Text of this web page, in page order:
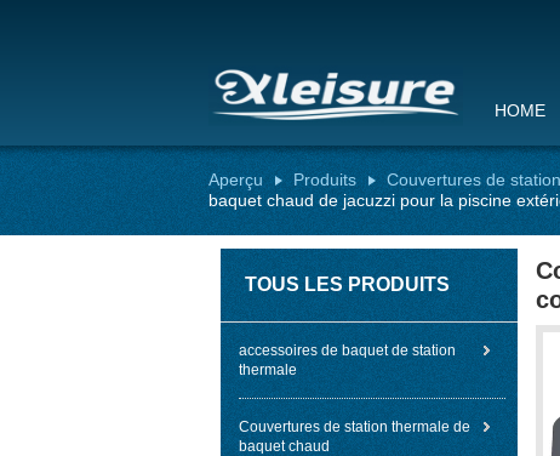
HOME
Aperçu Produits Couvertures de
baquet chaud de jacuzzi pour la piscine
TOUS LES PRODUITS
accessoires de baquet de station
thermale
Couvertures de station thermale de
baquet chaud